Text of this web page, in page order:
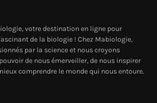
votre destination en ligne pour
de la biologie ! Chez Mabiologie,
par la science et nous croyons
de nous émerveiller, de nous inspirer
comprendre le monde qui nous entoure.